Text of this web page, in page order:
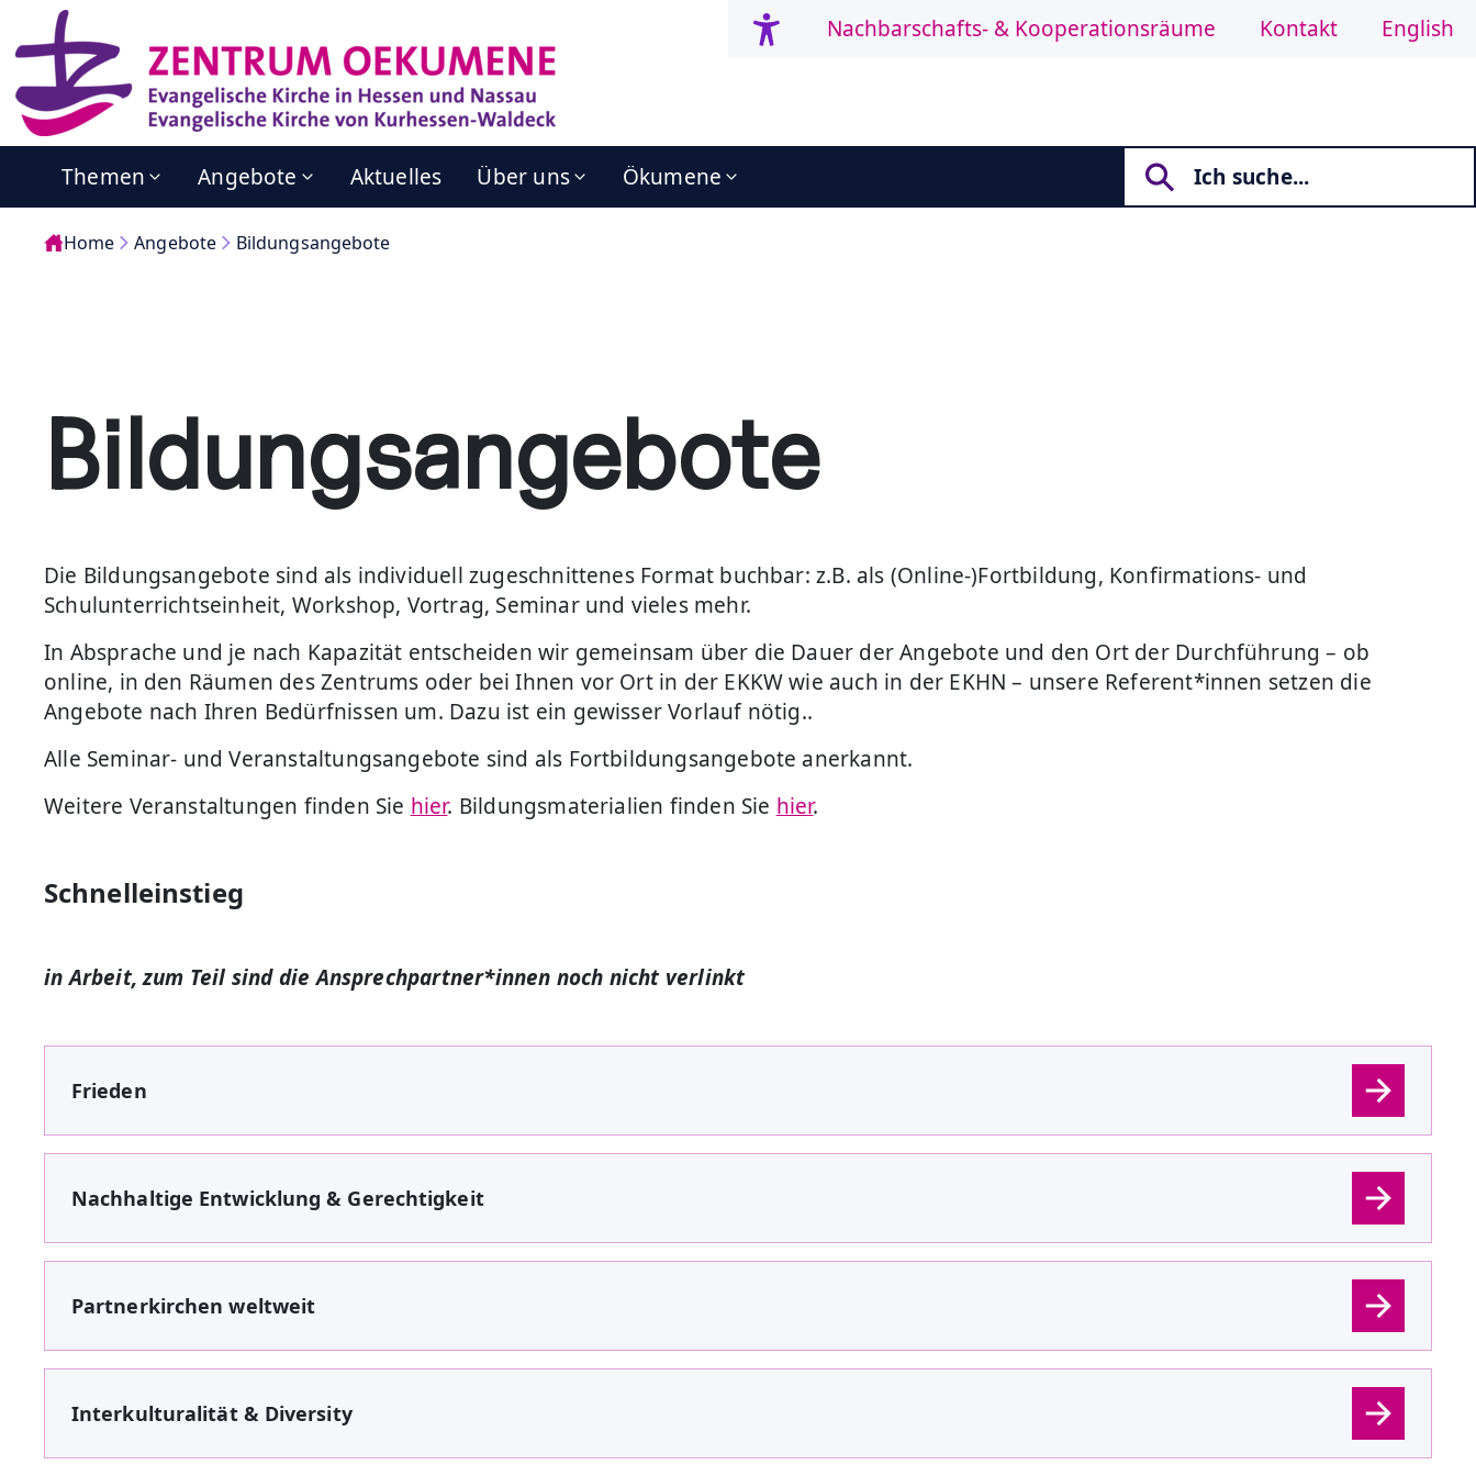
Nachbarschafts- & Kooperationsräume Kontakt English
Themen Angebote Aktuelles Über uns Ökumene
Home Angebote Bildungsangebote
Bildungsangebote
Die Bildungsangebote sind als individuell zugeschnittenes Format buchbar: z.B. als (Online-)Fortbildung, Konfirmations- und
Schulunterrichtseinheit, Workshop, Vortrag, Seminar und vieles mehr.
In Absprache und je nach Kapazität entscheiden wir gemeinsam über die Dauer der Angebote und den Ort der Durchführung – ob
online, in den Räumen des Zentrums oder bei Ihnen vor Ort in der EKKW wie auch in der EKHN – unsere Referent*innen setzen die
Angebote nach Ihren Bedürfnissen um. Dazu ist ein gewisser Vorlauf nötig..
Alle Seminar- und Veranstaltungsangebote sind als Fortbildungsangebote anerkannt.
Weitere Veranstaltungen finden Sie hier. Bildungsmaterialien finden Sie hier.
Schnelleinstieg
in Arbeit, zum Teil sind die Ansprechpartner*innen noch nicht verlinkt
Frieden
Nachhaltige Entwicklung & Gerechtigkeit
Partnerkirchen weltweit
Interkulturalität & Diversity